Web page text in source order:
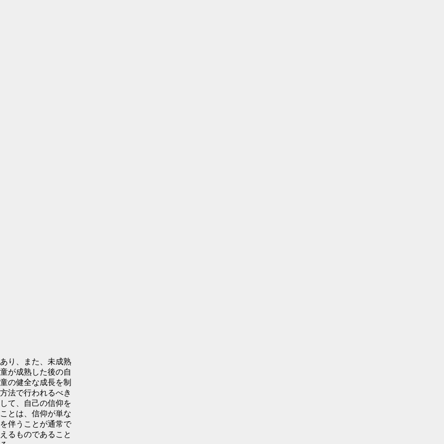
り、また、未成熟
が成熟した後の自
の健全な成長を制
法で行われるべき
て、自己の信仰を
とは、信仰が単な
伴うことが通常で
るものであること